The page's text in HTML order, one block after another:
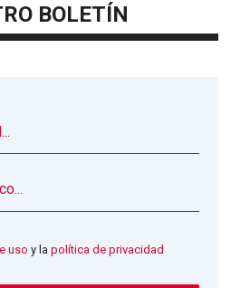
BOLETÍN
uso y lapolítica de privacidad